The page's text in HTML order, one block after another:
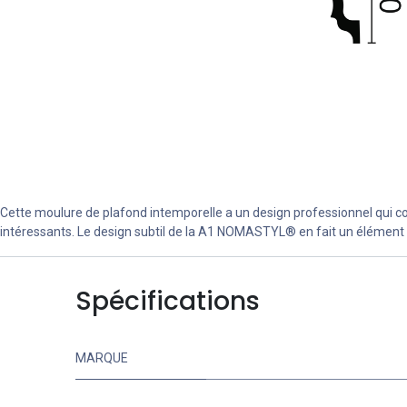
Cette moulure de plafond intemporelle a un design professionnel qui
intéressants. Le design subtil de la A1 NOMASTYL® en fait un
Spécifications
MARQUE